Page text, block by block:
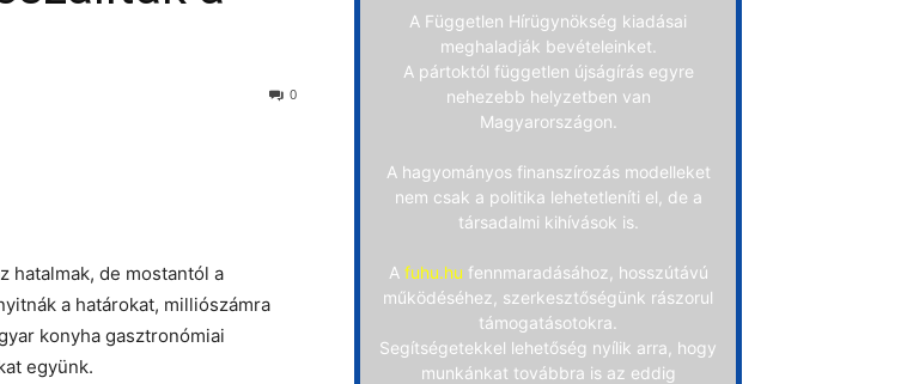
0
hatalmak, de mostantól a
a határokat, milliószámra
konyha gasztronómiai
együnk.
A Független Hírügynökség kiadásai
meghaladják bevételeinket.
A pártoktól független újságírás egyre
nehezebb helyzetben van
Magyarországon.
A hagyományos finanszírozás modelleket
nem csak a politika lehetetleníti el, de a
társadalmi kihívások is.
A fuhu.hu fennmaradásához, hosszútávú
működéséhez, szerkesztőségünk rászorul
támogatásotokra.
Segítségetekkel lehetőség nyílik arra, hogy
munkánkat továbbra is az eddig